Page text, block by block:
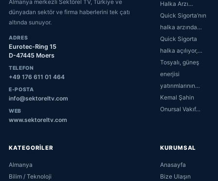
Almanya merkezli Sektörel TV, Türkiye ve
dünyadan sektör ve firma haberlerini tek çatı
altında sunuyor.
ADRES
Eurotec-Ring 15
D-47445 Moers
TELEFON
+49 176 611 01 464
E-POSTA
info@sektoreltv.com
WEB
www.sektoreltv.com
Halka Arzı…
Quick Sigorta’nın
halka arzında…
Quick Sigorta
halka açılıyor,…
Tosyalı, güneş
enerjisi
yatırımlarının…
Kemal Şahin
Onursal Vakıf…
KATEGORİLER
Almanya
Bilim / Teknoloji
KURUMSAL
Anasayfa
Bize Ulaşın